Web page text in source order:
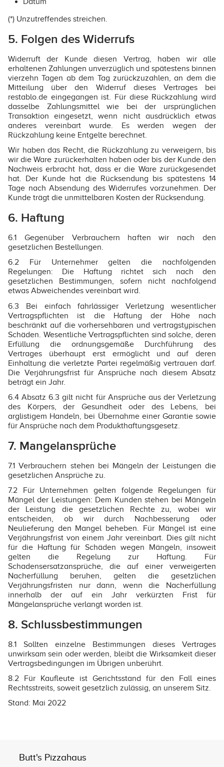
(*) Unzutreffendes streichen.
5. Folgen des Widerrufs
Widerruft der Kunde diesen Vertrag, haben wir alle
erhaltenen Zahlungen unverzüglich und spätestens binnen
vierzehn Tagen ab dem Tag zurückzuzahlen, an dem die
Mitteilung über den Widerruf dieses Vertrages bei
restablo.de eingegangen ist. Für diese Rückzahlung wird
dasselbe Zahlungsmittel wie bei der ursprünglichen
Transaktion eingesetzt, wenn nicht ausdrücklich etwas
anderes vereinbart wurde. Es werden wegen der
Rückzahlung keine Entgelte berechnet.
Wir haben das Recht, die Rückzahlung zu verweigern, bis
wir die Ware zurückerhalten haben oder bis der Kunde den
Nachweis erbracht hat, dass er die Ware zurückgesendet
hat. Der Kunde hat die Rücksendung bis spätestens 14
Tage nach Absendung des Widerrufes vorzunehmen. Der
Kunde trägt die unmittelbaren Kosten der Rücksendung.
6. Haftung
6.1 Gegenüber Verbrauchern haften wir nach den
gesetzlichen Bestellungen.
6.2 Für Unternehmer gelten die nachfolgenden
Regelungen: Die Haftung richtet sich nach den
gesetzlichen Bestimmungen, sofern nicht nachfolgend
etwas Abweichendes vereinbart wird.
6.3 Bei einfach fahrlässiger Verletzung wesentlicher
Vertragspflichten ist die Haftung der Höhe nach
beschränkt auf die vorhersehbaren und vertragstypischen
Schäden. Wesentliche Vertragspflichten sind solche, deren
Erfüllung die ordnungsgemäße Durchführung des
Vertrages überhaupt erst ermöglicht und auf deren
Einhaltung die verletzte Partei regelmäßig vertrauen darf.
Die Verjährungsfrist für Ansprüche nach diesem Absatz
beträgt ein Jahr.
6.4 Absatz 6.3 gilt nicht für Ansprüche aus der Verletzung
des Körpers, der Gesundheit oder des Lebens, bei
arglistigem Handeln, bei Übernahme einer Garantie sowie
für Ansprüche nach dem Produkthaftungsgesetz.
7. Mangelansprüche
7.1 Verbrauchern stehen bei Mängeln der Leistungen die
gesetzlichen Ansprüche zu.
7.2 Für Unternehmen gelten folgende Regelungen für
Mängel der Leistungen: Dem Kunden stehen bei Mängeln
der Leistung die gesetzlichen Rechte zu, wobei wir
entscheiden, ob wir durch Nachbesserung oder
Neulieferung den Mangel beheben. Für Mängel ist eine
Verjährungsfrist von einem Jahr vereinbart. Dies gilt nicht
für die Haftung für Schäden wegen Mängeln, insoweit
gelten die Regelung zur Haftung. Für
Schadensersatzansprüche, die auf einer verweigerten
Nacherfüllung beruhen, gelten die gesetzlichen
Verjährungsfristen nur dann, wenn die Nacherfüllung
innerhalb der auf ein Jahr verkürzten Frist für
Mängelansprüche verlangt worden ist.
8. Schlussbestimmungen
8.1 Sollten einzelne Bestimmungen dieses Vertrages
unwirksam sein oder werden, bleibt die Wirksamkeit dieser
Vertragsbedingungen im Übrigen unberührt.
8.2 Für Kaufleute ist Gerichtsstand für den Fall eines
Rechtsstreits, soweit gesetzlich zulässig, an unserem Sitz.
Stand: Mai 2022
Butt's Pizzahaus